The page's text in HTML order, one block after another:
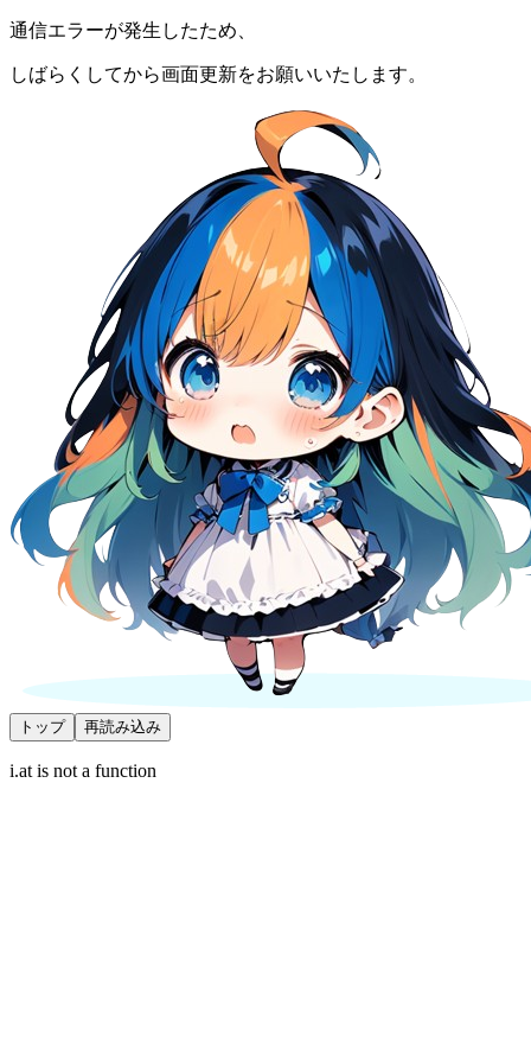
通信エラーが発生したため、
しばらくしてから画面更新をお願いいたします。
トップ 再読み込み
i.at is not a function